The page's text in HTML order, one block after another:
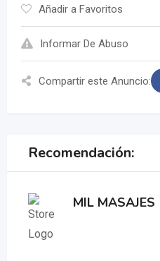
Añadir a Favoritos
Informar De Abuso
Compartir este Anuncio:
Recomendación:
MIL MASAJES